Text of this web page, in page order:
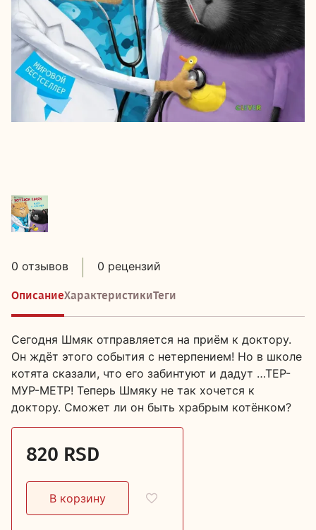
0 отзывов 0 рецензий
ОписаниеХарактеристикиТеги
Сегодня Шмяк отправляется на приём к доктору.
Он ждёт этого события с нетерпением! Но в школе
котята сказали, что его забинтуют и дадут …ТЕР-
МУР-МЕТР! Теперь Шмяку не так хочется к
доктору. Сможет ли он быть храбрым котёнком?
820 RSD